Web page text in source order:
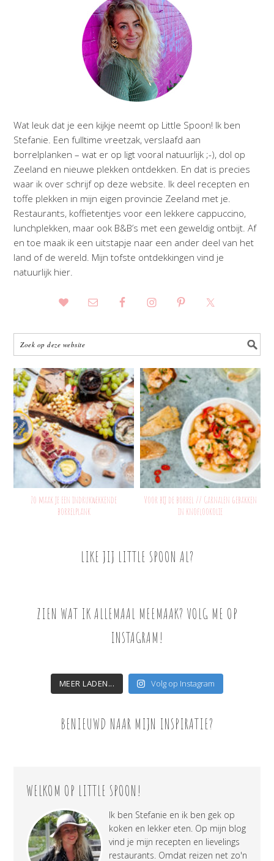
Wat leuk dat je een kijkje neemt op Little Spoon! Ik ben
Stefanie. Een fulltime vreetzak, verslaafd aan
borrelplanken – wat er op ligt vooral natuurlijk ;-), dol op
Zeeland en nieuwe plekken ontdekken. En dat is precies
waar ik over schrijf op deze website. Ik deel recepten en
toffe plekken in mijn eigen provincie Zeeland met je.
Restaurants, koffietentjes voor een lekkere cappuccino,
lunchplekken, maar ook B&B’s met een geweldig ontbijt. Af
en toe maak ik een uitstapje naar een ander deel van het
land of de wereld. Mijn tofste ontdekkingen vind je
natuurlijk hier.
Zo maak je een indrukwekkende
borrelplank
Voor bij de borrel // Garnalen gebakken
in knoflookolie
LIKE JIJ LITTLE SPOON AL?
ZIEN WAT IK ALLEMAAL MEEMAAK? VOLG ME OP
INSTAGRAM!
MEER LADEN... Volg op Instagram
BENIEUWD NAAR MIJN INSPIRATIE?
WELKOM OP LITTLE SPOON!
Ik ben Stefanie en ik ben gek op
koken en lekker eten. Op mijn blog
vind je mijn recepten en lievelings
restaurants. Omdat reizen net zo'n